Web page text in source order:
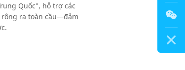
Quốc", hỗ trợ các
ra toàn cầu—đảm